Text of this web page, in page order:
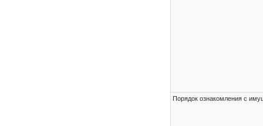
Порядок ознакомления с